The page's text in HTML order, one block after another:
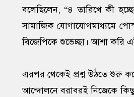
বলেছিলেন, “৪ তারিখে কী
সামাজিক যোগাযোগমাধ্যমে
বিজেপিকে শুভেচ্ছা। আশা করি
এরপর থেকেই প্রশ্ন উঠতে শুরু
আন্দোলনে বরাবরই নিজেকে